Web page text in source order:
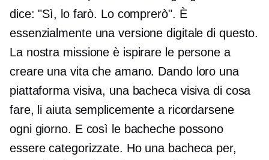
dice: "Sì, lo farò. Lo comprerò". È
essenzialmente una versione digitale di questo.
La nostra missione è ispirare le persone a
creare una vita che amano. Dando loro una
piattaforma visiva, una bacheca visiva di cosa
fare, li aiuta semplicemente a ricordarsene
ogni giorno. E così le bacheche possono
essere categorizzate. Ho una bacheca per,